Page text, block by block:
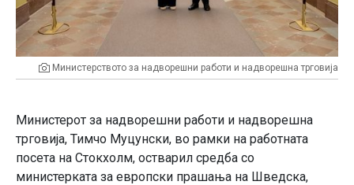
Министерството за надворешни работи и надворешна трговија
Министерот за надворешни работи и надворешна
трговија, Тимчо Муцунски, во рамки на работната
посета на Стокхолм, остварил средба со
министерката за европски прашања на Шведска,